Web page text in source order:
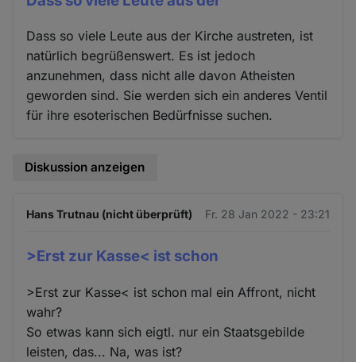
Dass so viele Leute aus der Kirche austreten, ist
natürlich begrüßenswert. Es ist jedoch
anzunehmen, dass nicht alle davon Atheisten
geworden sind. Sie werden sich ein anderes Ventil
für ihre esoterischen Bedürfnisse suchen.
Diskussion anzeigen
Hans Trutnau (nicht überprüft) Fr. 28 Jan 2022 - 23:21
>Erst zur Kasse< ist schon
>Erst zur Kasse< ist schon mal ein Affront, nicht
wahr?
So etwas kann sich eigtl. nur ein Staatsgebilde
leisten, das... Na, was ist?